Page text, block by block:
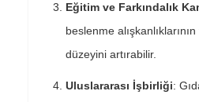
Eğitim ve Farkındalık
beslenme
düzeyini artırabilir.
Uluslararası İşbirliği: